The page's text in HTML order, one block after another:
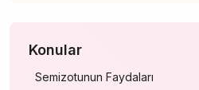
Konular
Semizotunun Faydaları